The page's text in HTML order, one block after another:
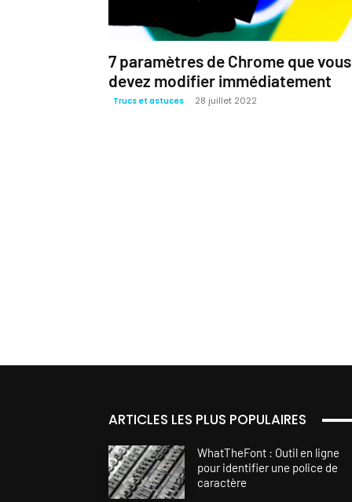
7 paramètres de Chrome que vous
devez modifier immédiatement
Trucs et astuces 28 juillet 2022
ARTICLES LES PLUS POPULAIRES
WhatTheFont : Outil en ligne
pour identifier une police de
caractère